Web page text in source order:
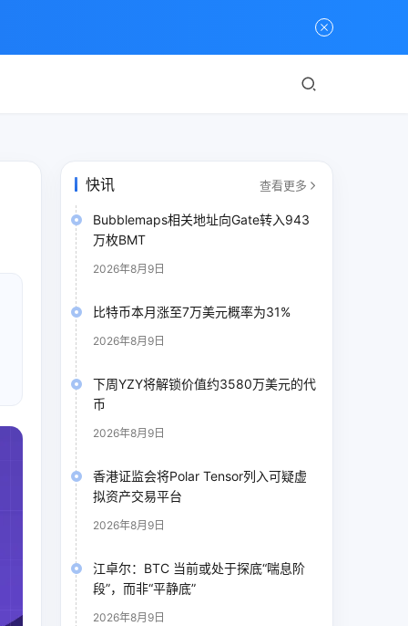
快讯 查看更多
Bubblemaps相关地址向Gate转入943
万枚BMT
2026年8月9日
比特币本月涨至7万美元概率为31%
2026年8月9日
下周YZY将解锁价值约3580万美元的代
币
2026年8月9日
香港证监会将Polar Tensor列入可疑虚
拟资产交易平台
2026年8月9日
江卓尔：BTC 当前或处于探底“喘息阶
段”，而非“平静底”
2026年8月9日